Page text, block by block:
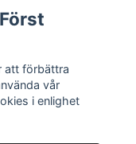
att förbättra
vår
i enlighet